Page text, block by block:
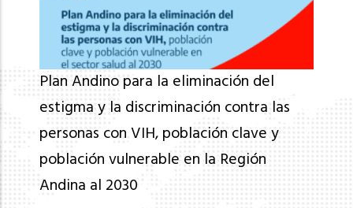
Plan Andino para la eliminación del
estigma y la discriminación contra las
personas con VIH, población clave y
población vulnerable en la Región
Andina al 2030